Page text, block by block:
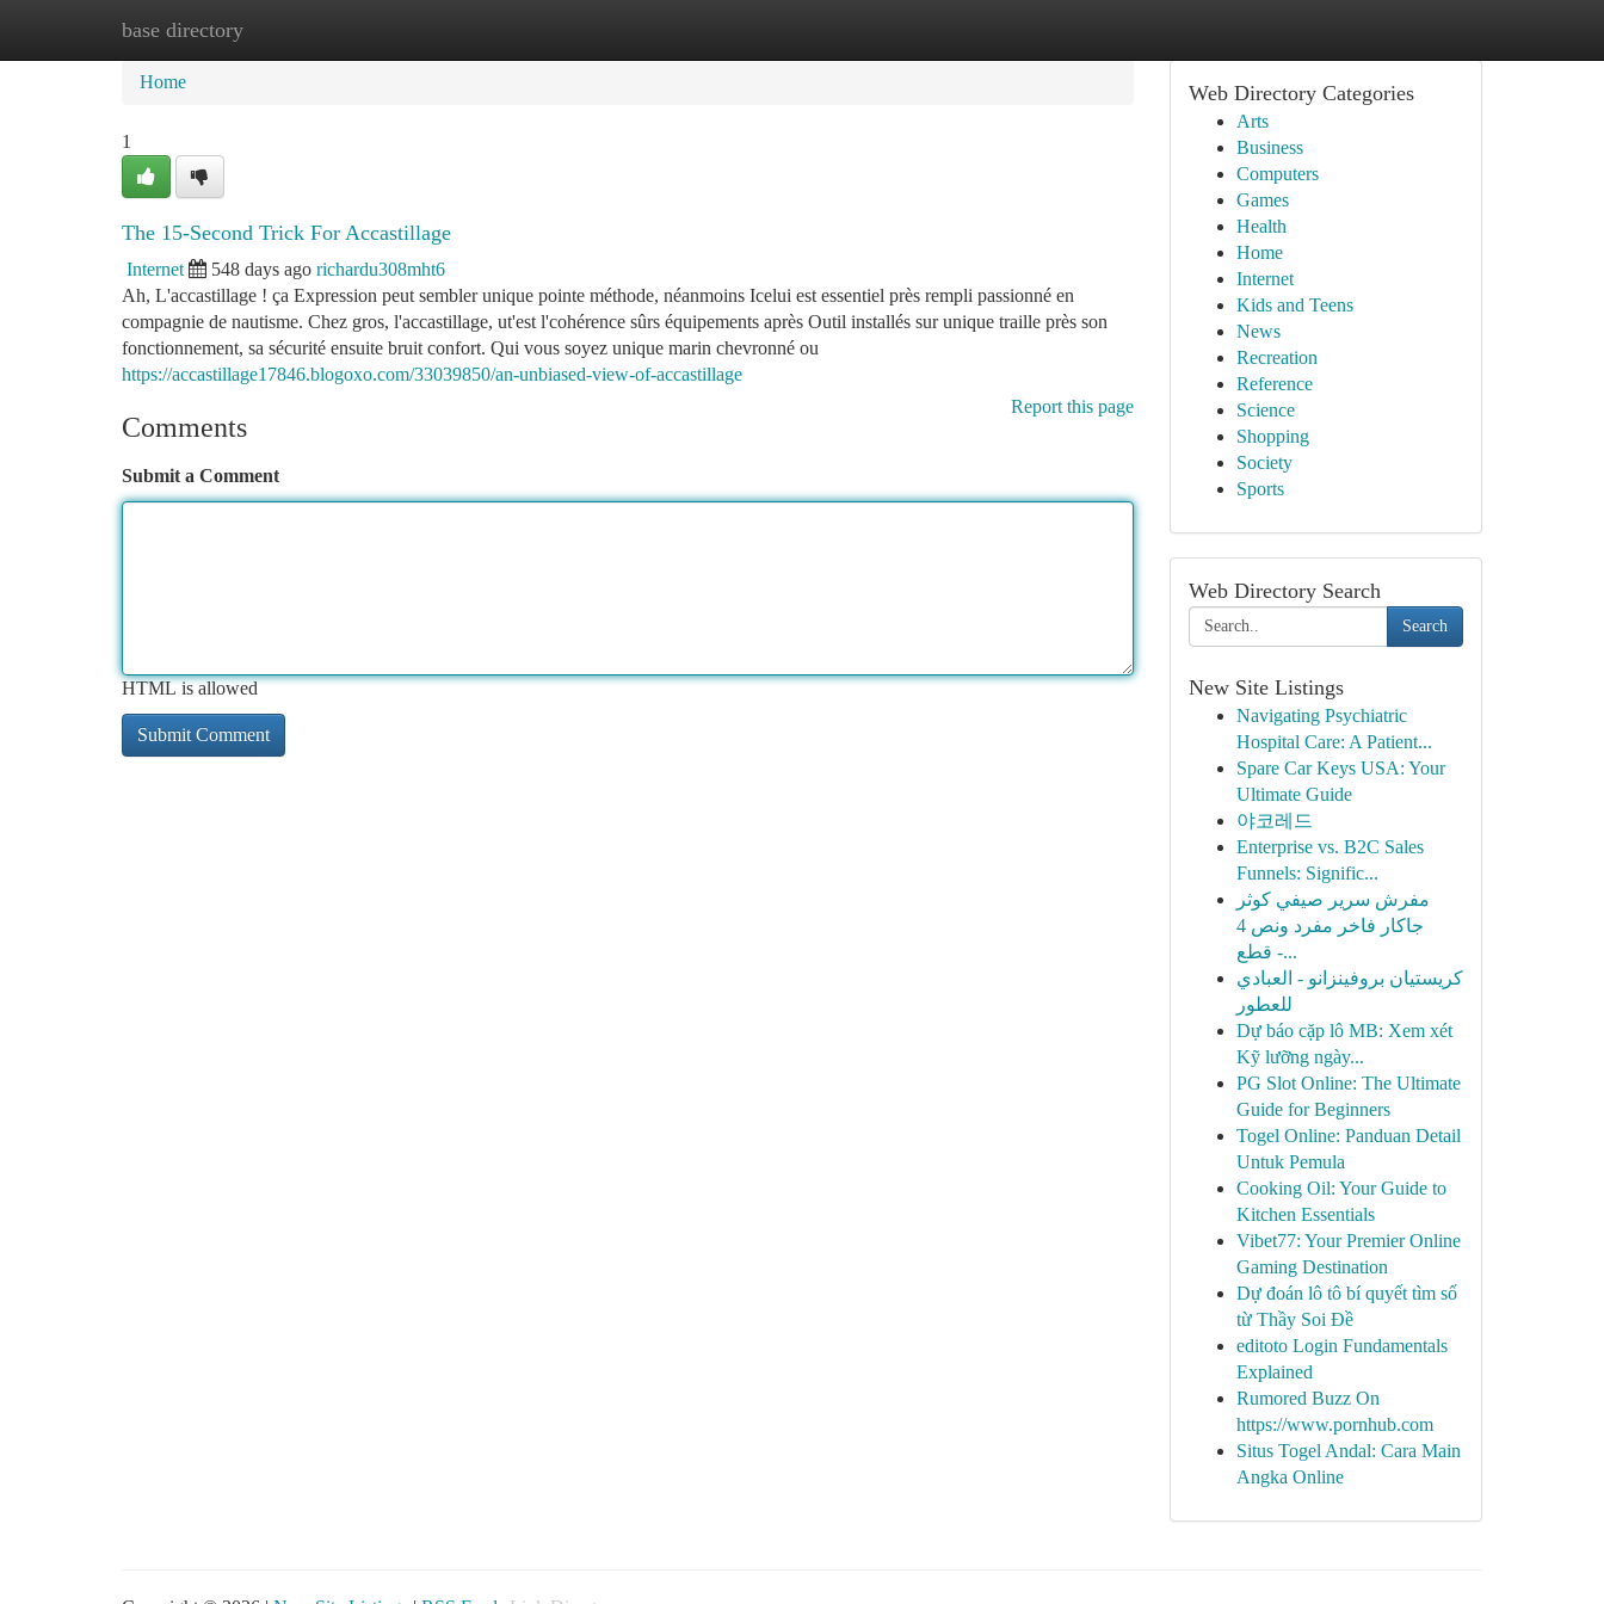
base directory
Home New Site Listings
Home
1
The 15-Second Trick For Accastillage
Internet 548 days ago richardu308mht6
Ah, L'accastillage ! ça Expression peut sembler unique pointe méthode, néanmoins Icelui est essentiel près rempli passionné en
compagnie de nautisme. Chez gros, l'accastillage, ut'est l'cohérence sûrs équipements après Outil installés sur unique traille près son
fonctionnement, sa sécurité ensuite bruit confort. Qui vous soyez unique marin chevronné ou
https://accastillage17846.blogoxo.com/33039850/an-unbiased-view-of-accastillage
Report this page
Comments
Submit a Comment
HTML is allowed
Web Directory Categories
Arts
Business
Computers
Games
Health
Home
Internet
Kids and Teens
News
Recreation
Reference
Science
Shopping
Society
Sports
Web Directory Search
Search
New Site Listings
Navigating Psychiatric
Hospital Care: A Patient...
Spare Car Keys USA: Your
Ultimate Guide
야코레드
Enterprise vs. B2C Sales
Funnels: Signific...
مفرش سرير صيفي كوثر
جاكار فاخر مفرد ونص 4
قطع -...
كريستيان بروفينزانو - العبادي
للعطور
Dự báo cặp lô MB: Xem xét
Kỹ lưỡng ngày...
PG Slot Online: The Ultimate
Guide for Beginners
Togel Online: Panduan Detail
Untuk Pemula
Cooking Oil: Your Guide to
Kitchen Essentials
Vibet77: Your Premier Online
Gaming Destination
Dự đoán lô tô bí quyết tìm số
từ Thầy Soi Đề
editoto Login Fundamentals
Explained
Rumored Buzz On
https://www.pornhub.com
Situs Togel Andal: Cara Main
Angka Online